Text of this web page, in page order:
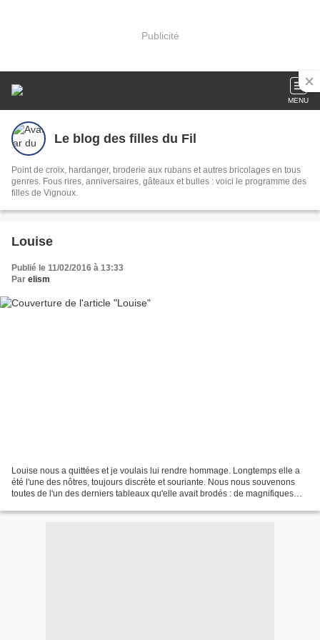
Publicité
MENU
Le blog des filles du Fil
Point de croix, hardanger, broderie aux rubans et autres bricolages en tous
genres. Fous rires, anniversaires, gâteaux et bulles : voici le programme des
filles de Vignoux.
Louise
Publié le 11/02/2016 à 13:33
Par elism
Louise nous a quittées et je voulais lui rendre hommage. Longtemps elle a
été l'une des nôtres, toujours discrète et souriante. Nous nous souvenons
toutes de l'un des derniers tableaux qu'elle avait brodés : de magnifiques